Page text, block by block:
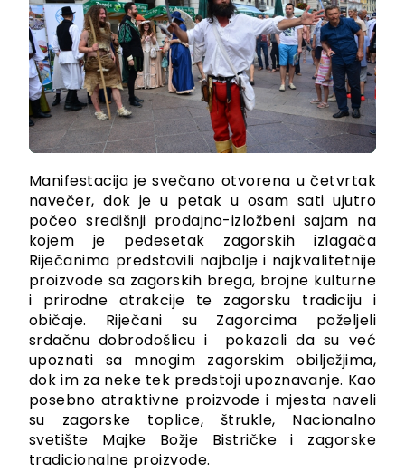
Manifestacija je svečano otvorena u četvrtak
navečer, dok je u petak u osam sati ujutro
počeo središnji prodajno-izložbeni sajam na
kojem je pedesetak zagorskih izlagača
Riječanima predstavili najbolje i najkvalitetnije
proizvode sa zagorskih brega, brojne kulturne
i prirodne atrakcije te zagorsku tradiciju i
običaje. Riječani su Zagorcima poželjeli
srdačnu dobrodošlicu i pokazali da su već
upoznati sa mnogim zagorskim obilježjima,
dok im za neke tek predstoji upoznavanje. Kao
posebno atraktivne proizvode i mjesta naveli
su zagorske toplice, štrukle, Nacionalno
svetište Majke Božje Bistričke i zagorske
tradicionalne proizvode.